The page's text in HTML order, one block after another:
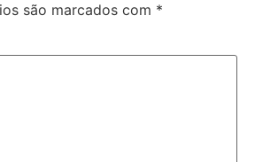
são marcados com *